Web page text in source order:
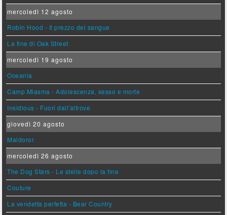
mercoledì 12 agosto
Robin Hood - Il prezzo del sangue
La fine di Oak Street
mercoledì 19 agosto
Oceania
Camp Miasma - Adolescenza, sesso e morte
Insidious - Fuori dall'altrove
giovedì 20 agosto
Maldoror
mercoledì 26 agosto
The Dog Stars - Le stelle dopo la fine
Couture
La vendetta perfetta - Bear Country